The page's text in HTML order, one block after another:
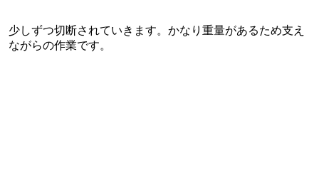
少しずつ切断されていきます。かなり重量があるため支え
ながらの作業です。